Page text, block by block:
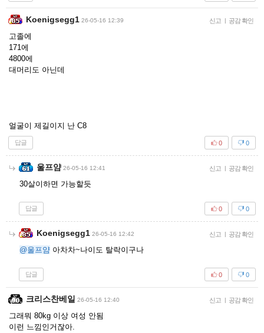
Koenigsegg1 26-05-16 12:39 신고 | 공감 확인
고졸에
171에
4800에
대머리도 아닌데
얼굴이 제길이지 난 C8
답글 0
0
울프얌 26-05-16 12:41 신고 | 공감 확인
30살이하면 가능할듯
답글 0
0
Koenigsegg1 26-05-16 12:42 신고 | 공감 확인
@울프얌 아차차~나이도 탈락이구나
답글 0
0
크리스찬베일 26-05-16 12:40 신고 | 공감 확인
그래뭐 80kg 이상 여성 안됨
이런 느낌인거잖아.